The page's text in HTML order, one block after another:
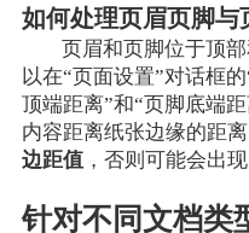
如何处理页眉页脚与
页眉和页脚位于顶
以在“页面设置”对话框
顶端距离”和“页脚底端
内容距离纸张边缘的距离
边距值，否则可能会出
针对不同文档类